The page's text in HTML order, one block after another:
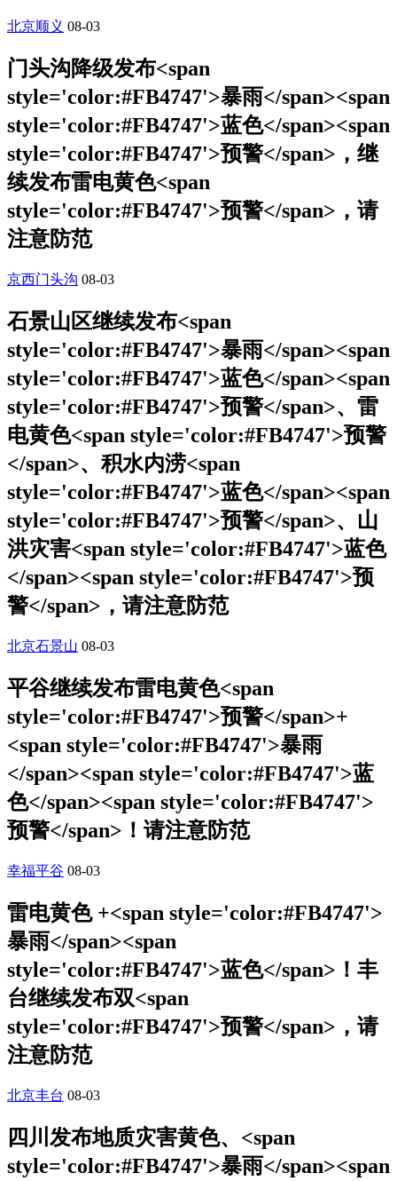
北京顺义 08-03
门头沟降级发布<span
style='color:#FB4747'>暴雨</span><span
style='color:#FB4747'>蓝色</span><span
style='color:#FB4747'>预警</span>，继
续发布雷电黄色<span
style='color:#FB4747'>预警</span>，请
注意防范
京西门头沟 08-03
石景山区继续发布<span
style='color:#FB4747'>暴雨</span><span
style='color:#FB4747'>蓝色</span><span
style='color:#FB4747'>预警</span>、雷
电黄色<span style='color:#FB4747'>预警
</span>、积水内涝<span
style='color:#FB4747'>蓝色</span><span
style='color:#FB4747'>预警</span>、山
洪灾害<span style='color:#FB4747'>蓝色
</span><span style='color:#FB4747'>预
警</span>，请注意防范
北京石景山 08-03
平谷继续发布雷电黄色<span
style='color:#FB4747'>预警</span>+
<span style='color:#FB4747'>暴雨
</span><span style='color:#FB4747'>蓝
色</span><span style='color:#FB4747'>
预警</span>！请注意防范
幸福平谷 08-03
雷电黄色 +<span style='color:#FB4747'>
暴雨</span><span
style='color:#FB4747'>蓝色</span>！丰
台继续发布双<span
style='color:#FB4747'>预警</span>，请
注意防范
北京丰台 08-03
四川发布地质灾害黄色、<span
style='color:#FB4747'>暴雨</span><span